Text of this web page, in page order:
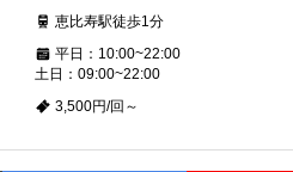
恵比寿駅徒歩1分
平日：10:00~22:00
土日：09:00~22:00
3,500円/回～